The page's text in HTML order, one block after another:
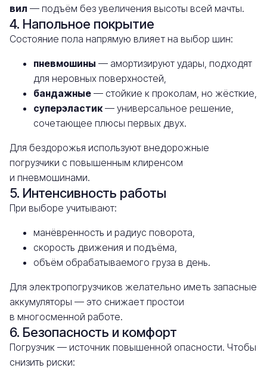
вил — подъём без увеличения высоты всей мачты.
4. Напольное покрытие
Состояние пола напрямую влияет на выбор шин:
пневмошины — амортизируют удары, подходят
для неровных поверхностей,
бандажные — стойкие к проколам, но жёсткие,
суперэластик — универсальное решение,
сочетающее плюсы первых двух.
Для бездорожья используют внедорожные
погрузчики с повышенным клиренсом
и пневмошинами.
5. Интенсивность работы
При выборе учитывают:
манёвренность и радиус поворота,
скорость движения и подъёма,
объём обрабатываемого груза в день.
Для электропогрузчиков желательно иметь запасные
аккумуляторы — это снижает простои
в многосменной работе.
6. Безопасность и комфорт
Погрузчик — источник повышенной опасности. Чтобы
снизить риски: